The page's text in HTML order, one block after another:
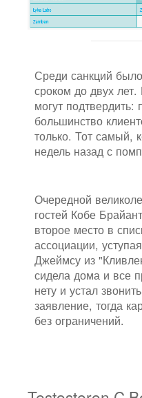
Среди санкций
сроком до двух
могут
большинство
только. Тот самый,
недель назад с
Очередной
гостей Кобе
второе место в
ассоциации,
Джеймсу из
сидела дома и все
нету и устал
заявление, тогда
без ограничений.